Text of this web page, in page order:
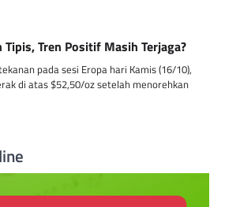
Tipis, Tren Positif Masih Terjaga?
pada sesi Eropa hari Kamis (16/10),
di atas $52,50/oz setelah menorehkan